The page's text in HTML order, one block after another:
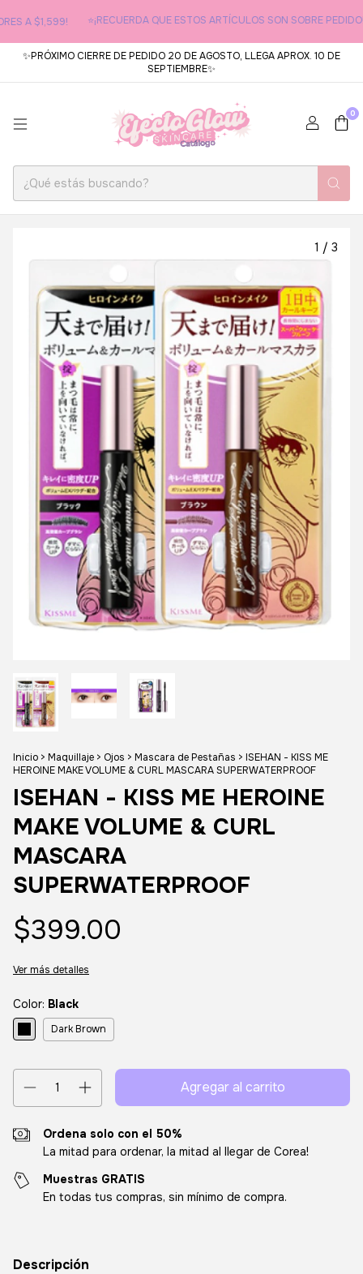
A $1,599! ⭐¡RECUERDA QUE ESTOS ARTÍCULOS SON SOBRE PEDIDO!
✨PRÓXIMO CIERRE DE PEDIDO 20 DE AGOSTO, LLEGA APROX. 10 DE
SEPTIEMBRE✨
0
1 / 3
Inicio > Maquillaje > Ojos > Mascara de Pestañas > ISEHAN - KISS ME
HEROINE MAKE VOLUME & CURL MASCARA SUPERWATERPROOF
ISEHAN - KISS ME HEROINE
MAKE VOLUME & CURL
MASCARA
SUPERWATERPROOF
$399.00
Ver más detalles
Color: Black
Dark Brown
Ordena solo con el 50%
La mitad para ordenar, la mitad al llegar de Corea!
Muestras GRATIS
En todas tus compras, sin mínimo de compra.
Descripción